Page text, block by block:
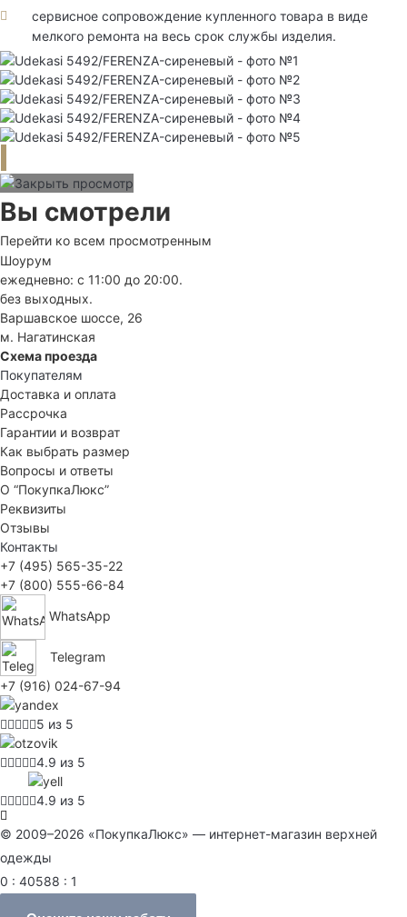
сервисное сопровождение купленного товара в виде
мелкого ремонта на весь срок службы изделия.
Вы смотрели
Перейти ко всем просмотренным
Шоурум
ежедневно: с 11:00 до 20:00.
без выходных.
Варшавское шоссе, 26
м. Нагатинская
Схема проезда
Покупателям
Доставка и оплата
Рассрочка
Гарантии и возврат
Как выбрать размер
Вопросы и ответы
О “ПокупкаЛюкс”
Реквизиты
Отзывы
Контакты
+7 (495) 565-35-22
+7 (800) 555-66-84
WhatsApp
Telegram
+7 (916) 024-67-94
5 из 5
4.9 из 5
4.9 из 5
© 2009–2026 «ПокупкаЛюкс» — интернет-магазин верхней
одежды
0 : 40588 : 1